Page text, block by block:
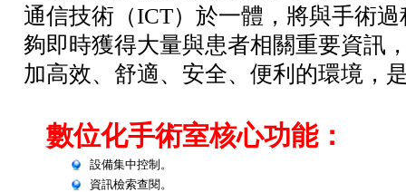
通信技術（ICT）於一體，將與手術
夠即時獲得大量與患者相關重要資訊
加高效、舒適、安全、便利的環境，
數位化手術室核心功能：
設備集中控制。
資訊檢索查閱。